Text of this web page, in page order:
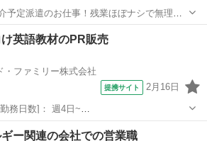
予定派遣のお仕事！残業ほぼナシで無理な
に関わるプロジェクトの推進(プロジェクト
関でお...
営業
英語教材のPR販売
・ファミリー株式会社
提携サイト 2月16日
09:30~14:00 [勤務地・最寄
エリア選択可 ワールド・ファ...
ー関連の会社での営業職